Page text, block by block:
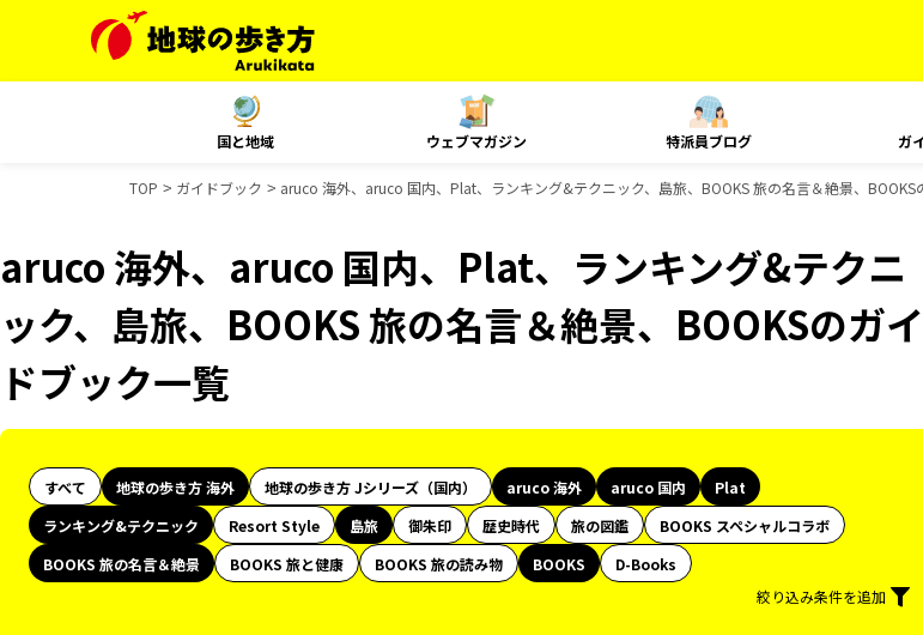
国と地域 ウェブマガジン 特派員ブログ ガ
TOP ガイドブック aruco 海外、aruco 国内、Plat、ランキング&テクニック、島旅、BOOKS 旅の名言＆絶景、BOOKS
aruco 海外、aruco 国内、Plat、ランキング&テクニ
ック、島旅、BOOKS 旅の名言＆絶景、BOOKSのガイ
ドブック一覧
すべて 地球の歩き方 海外 地球の歩き方 Jシリーズ（国内） aruco 海外 aruco 国内
Plat
ランキング&テクニック
Resort Style 島旅 御朱印 歴史時代 旅の図鑑
BOOKS スペシャルコラボ
BOOKS 旅の名言＆絶景
BOOKS 旅と健康 BOOKS 旅の読み物 BOOKS
D-Books
絞り込み条件を追加